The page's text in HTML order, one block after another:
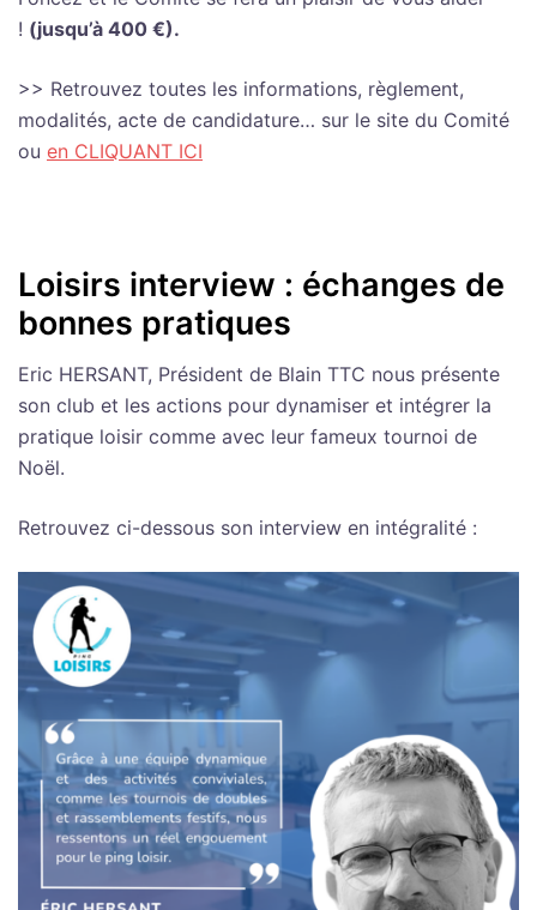
! (jusqu’à 400 €).
>> Retrouvez toutes les informations, règlement,
modalités, acte de candidature… sur le site du Comité
ou en CLIQUANT ICI
Loisirs interview : échanges de
bonnes pratiques
Eric HERSANT, Président de Blain TTC nous présente
son club et les actions pour dynamiser et intégrer la
pratique loisir comme avec leur fameux tournoi de
Noël.
Retrouvez ci-dessous son interview en intégralité :